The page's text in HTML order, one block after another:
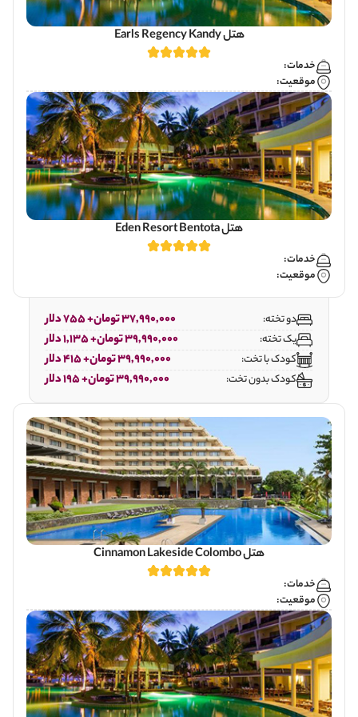
هتل Earls Regency Kandy
خدمات:
موقعیت:
هتل Eden Resort Bentota
خدمات:
موقعیت:
دو تخته: 37,990,000 تومان+ 755 دلار
یک تخته: 39,990,000 تومان+ 1,135 دلار
کودک با تخت: 39,990,000 تومان+ 415 دلار
کودک بدون تخت: 39,990,000 تومان+ 195 دلار
هتل Cinnamon Lakeside Colombo
خدمات:
موقعیت: